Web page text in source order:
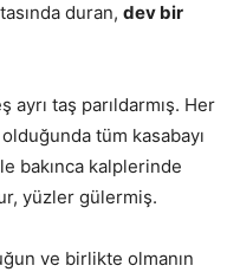
duran, dev bir
ayrı taş parıldarmış. Her
tüm kasabayı
bakınca kalplerinde
yüzler gülermiş.
ve birlikte olmanın